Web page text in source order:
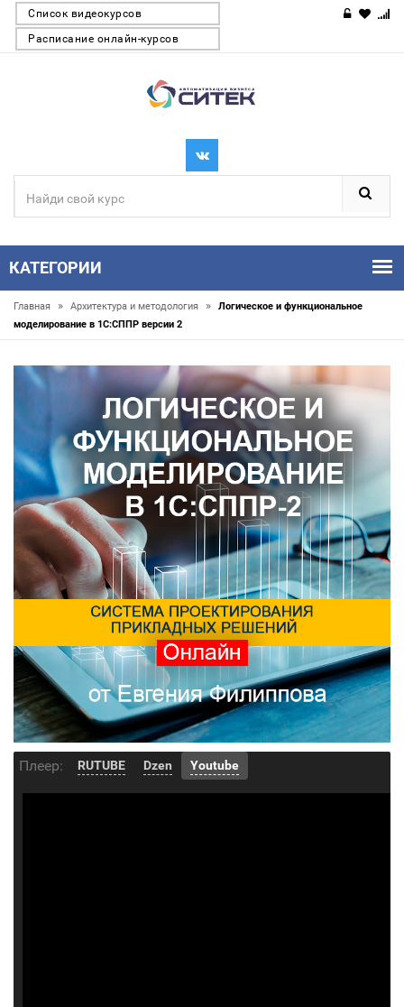
Список видеокурсов
Расписание онлайн-курсов
КАТЕГОРИИ
Главная » Архитектура и методология »
Логическое и функциональное
моделирование в 1С:СППР версии 2
Плеер: RUTUBE Dzen Youtube